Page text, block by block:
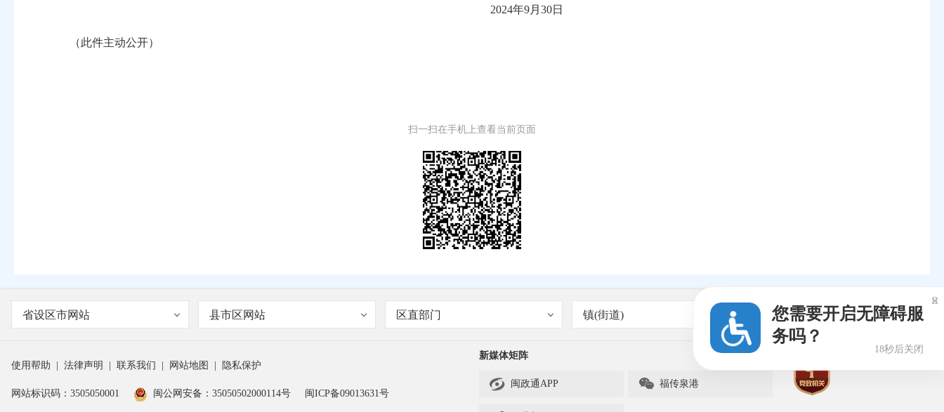
2024年9月 30日
（此件主动公开）
扫一扫在手机上查看当前页面
省设区市网站 县市区网站 区直部门 镇(街道) 新闻媒体
使用帮助 法律声明 联系我们 网站地图 隐私保护
网站标识码：3505050001 闽公网安备：35050502000114号 闽ICP备09013631号
新媒体矩阵
 闽政通APP  福传泉港
您需要开启无障碍服
务吗？
18秒后关闭
